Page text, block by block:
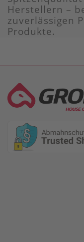
Herstellern –
zuverlässigen
Produkte.